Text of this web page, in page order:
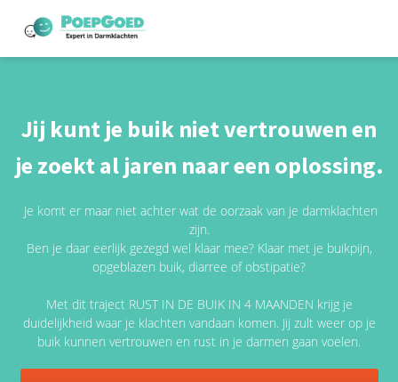
Jij kunt je buik niet vertrouwen en
je zoekt al jaren naar een oplossing.
Je komt er maar niet achter wat de oorzaak van je darmklachten
zijn.
Ben je daar eerlijk gezegd wel klaar mee? Klaar met je buikpijn,
opgeblazen buik, diarree of obstipatie?
Met dit traject RUST IN DE BUIK IN 4 MAANDEN krijg je
duidelijkheid waar je klachten vandaan komen. Jij zult weer op je
buik kunnen vertrouwen en rust in je darmen gaan voelen.